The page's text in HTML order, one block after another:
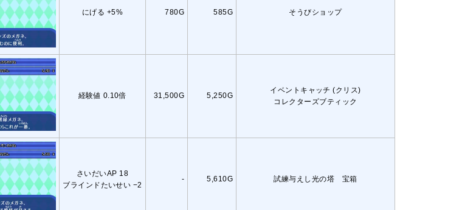
にげる +5% 780G 585G そうびショップ
経験値 0.10倍 31,500G 5,250G
イベントキャッチ (クリス)
コレクターズブティック
さいだいAP 18
ブラインドたいせい −2
- 5,610G 試練与えし光の塔 宝箱